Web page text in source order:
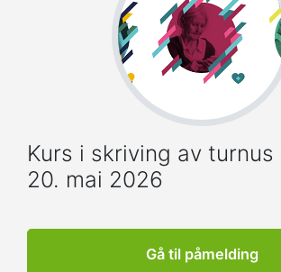
Kurs i skriving av turnus
20. mai 2026
Gå til påmelding